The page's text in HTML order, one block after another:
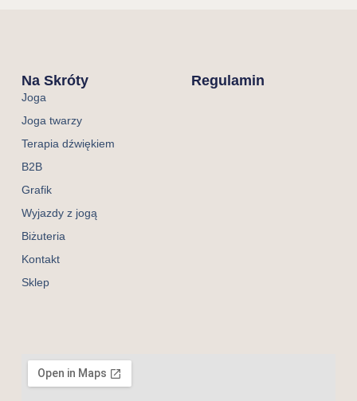
Na Skróty
Joga
Joga twarzy
Terapia dźwiękiem
B2B
Grafik
Wyjazdy z jogą
Biżuteria
Kontakt
Sklep
Regulamin